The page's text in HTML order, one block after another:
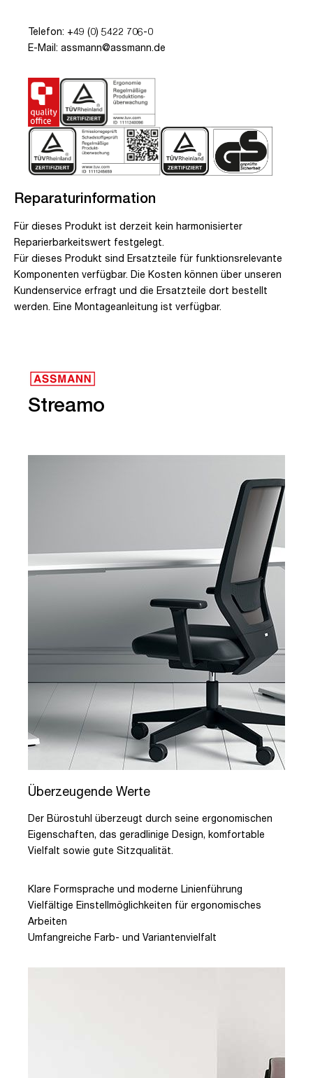
Telefon: +49 (0) 5422 706-0
E-Mail: assmann@assmann.de
Reparaturinformation
Für dieses Produkt ist derzeit kein harmonisierter
Reparierbarkeitswert festgelegt.
Für dieses Produkt sind Ersatzteile für funktionsrelevante
Komponenten verfügbar. Die Kosten können über unseren
Kundenservice erfragt und die Ersatzteile dort bestellt
werden. Eine Montageanleitung ist verfügbar.
Streamo
Überzeugende Werte
Der Bürostuhl überzeugt durch seine ergonomischen
Eigenschaften, das geradlinige Design, komfortable
Vielfalt sowie gute Sitzqualität.
Klare Formsprache und moderne Linienführung
Vielfältige Einstellmöglichkeiten für ergonomisches
Arbeiten
Umfangreiche Farb- und Variantenvielfalt